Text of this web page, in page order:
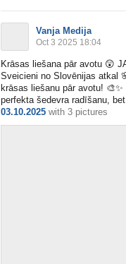
Vanja Medija
Oct 3 2025 18:04
Krāsas liešana pār avotu 😲
Sveicieni no Slovēnijas atkal
krāsas liešanu pār avotu! 🎨✨
perfekta šedevra radīšanu,
03.10.2025 with 3 pictures